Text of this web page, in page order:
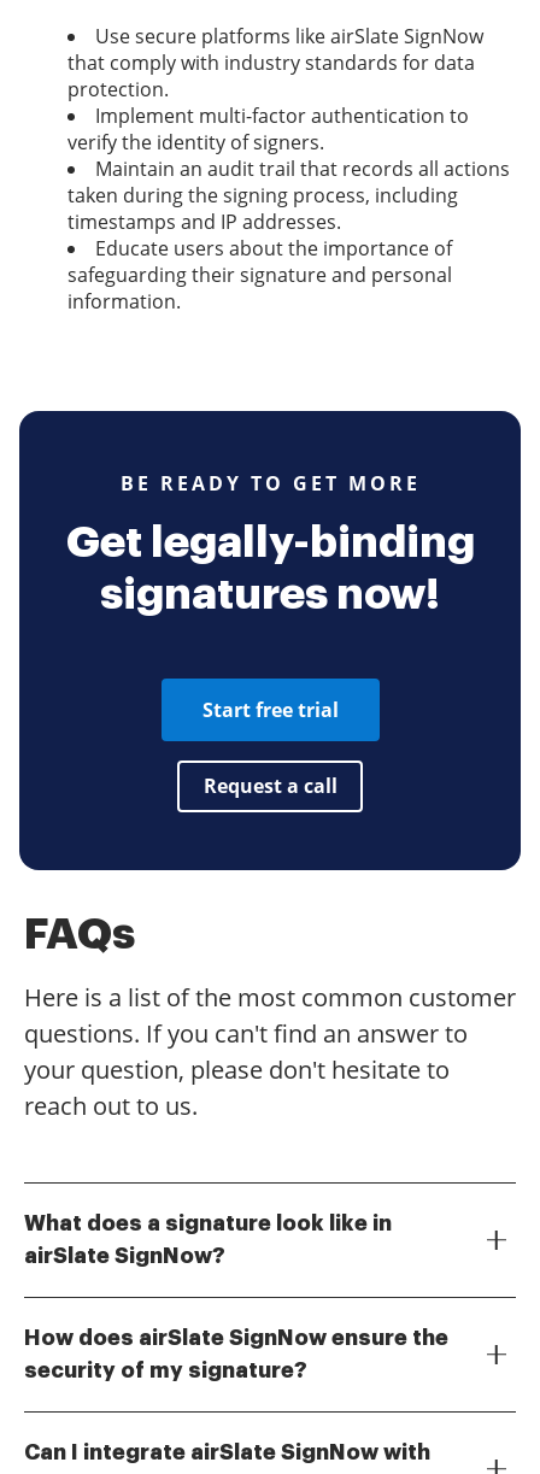
Use secure platforms like airSlate SignNow
that comply with industry standards for data
protection.
Implement multi-factor authentication to
verify the identity of signers.
Maintain an audit trail that records all actions
taken during the signing process, including
timestamps and IP addresses.
Educate users about the importance of
safeguarding their signature and personal
information.
BE READY TO GET MORE
Get legally-binding
signatures now!
Start free trial
Request a call
FAQs
Here is a list of the most common customer
questions. If you can't find an answer to
your question, please don't hesitate to
reach out to us.
What does a signature look like in
airSlate SignNow?
a drawn signature using a mouse or touchscreen. The
platform allows users to customize their signatures to
authentic.
How does airSlate SignNow ensure the
security of my signature?
documents. When you create a signature, it is
Can I integrate airSlate SignNow with